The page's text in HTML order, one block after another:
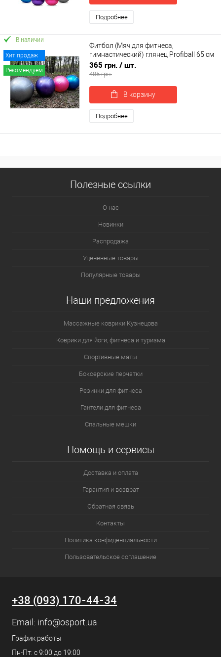
Подробнее
Хит продаж
Рекомендуем
В наличии
Фитбол (Мяч для фитнеса,
гимнастический) глянец Profiball 65 см
(MS 1576)
365 грн. / шт.
485 грн.
В корзину
Подробнее
Полезные ссылки
О нас
Новинки
Распродажа
Уцененные товары
Популярные товары
Наши предложения
Массажные коврики Кузнецова
Коврики для йоги, фитнеса и туризма
Спортивные маты
Боксерские перчатки
Резинки для фитнеса
Гантели для фитнеса
Спальные мешки
Помощь и сервисы
Доставка и оплата
Гарантия и возврат
Обратная связь
Контакты
Политика конфиденциальности
Пользовательское соглашение
+38 (093) 170-44-34
Email: info@osport.ua
График работы
Пн-Пт: с 9:00 до 19:00